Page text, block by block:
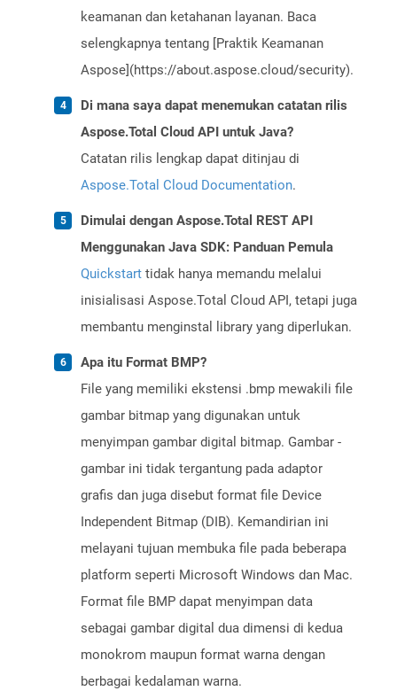
keamanan dan ketahanan layanan. Baca
selengkapnya tentang [Praktik Keamanan
Aspose](https://about.aspose.cloud/security).
Di mana saya dapat menemukan catatan rilis
Aspose.Total Cloud API untuk Java?
Catatan rilis lengkap dapat ditinjau di
Aspose.Total Cloud Documentation.
Dimulai dengan Aspose.Total REST API
Menggunakan Java SDK: Panduan Pemula
Quickstart tidak hanya memandu melalui
inisialisasi Aspose.Total Cloud API, tetapi juga
membantu menginstal library yang diperlukan.
Apa itu Format BMP?
File yang memiliki ekstensi .bmp mewakili file
gambar bitmap yang digunakan untuk
menyimpan gambar digital bitmap. Gambar -
gambar ini tidak tergantung pada adaptor
grafis dan juga disebut format file Device
Independent Bitmap (DIB). Kemandirian ini
melayani tujuan membuka file pada beberapa
platform seperti Microsoft Windows dan Mac.
Format file BMP dapat menyimpan data
sebagai gambar digital dua dimensi di kedua
monokrom maupun format warna dengan
berbagai kedalaman warna.